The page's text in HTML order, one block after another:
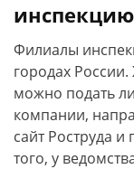
инспекцию
Филиалы
городах
можно подать
компании,
сайт Роструда
того, у